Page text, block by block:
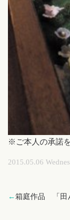
※ご本人の承諾
2015.05.06
←箱庭作品 「田